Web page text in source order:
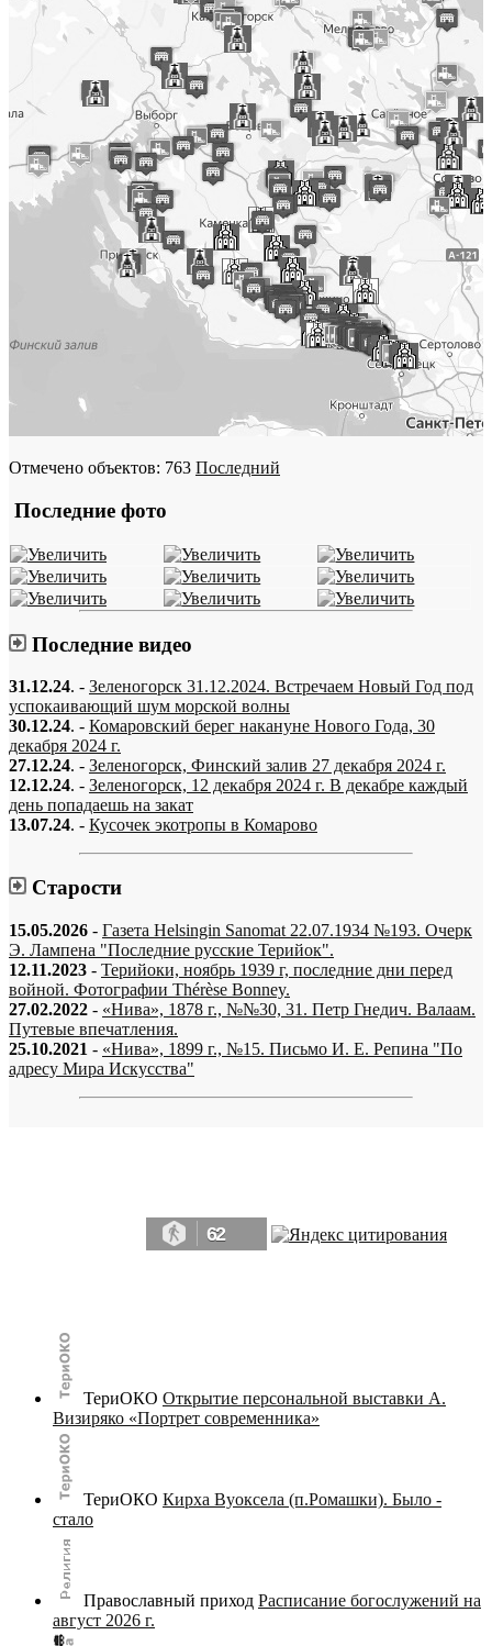
Отмечено объектов: 763 Последний
Последние фото
Последние видео
31.12.24. - Зеленогорск 31.12.2024. Встречаем Новый Год под
успокаивающий шум морской волны
30.12.24. - Комаровский берег накануне Нового Года, 30
декабря 2024 г.
27.12.24. - Зеленогорск, Финский залив 27 декабря 2024 г.
12.12.24. - Зеленогорск, 12 декабря 2024 г. В декабре каждый
день попадаешь на закат
13.07.24. - Кусочек экотропы в Комарово
Старости
15.05.2026 - Газета Helsingin Sanomat 22.07.1934 №193. Очерк
Э. Лампена "Последние русские Терийок".
12.11.2023 - Терийоки, ноябрь 1939 г, последние дни перед
войной. Фотографии Thérèse Bonney.
27.02.2022 - «Нива», 1878 г., №№30, 31. Петр Гнедич. Валаам.
Путевые впечатления.
25.10.2021 - «Нива», 1899 г., №15. Письмо И. Е. Репина "По
адресу Мира Искусства"
62
ТериОКО Открытие персональной выставки А.
Визиряко «Портрет современника»
ТериОКО Кирха Вуоксела (п.Ромашки). Было -
стало
Православный приход Расписание богослужений на
август 2026 г.